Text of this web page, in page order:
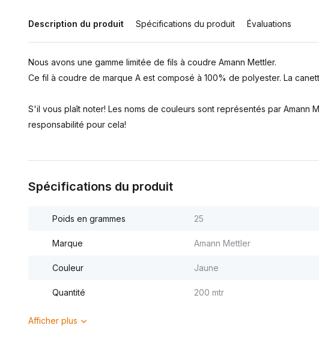
Description du produit Spécifications du produit Évaluations
Nous avons une gamme limitée de fils à coudre Amann Mettler.
Ce fil à coudre de marque A est composé à 100% de polyester. La
S'il vous plaît noter! Les noms de couleurs sont représentés par Amann
responsabilité pour cela!
Spécifications du produit
Poids en grammes 25
Marque Amann Mettler
Couleur Jaune
Quantité 200 mtr
Afficher plus